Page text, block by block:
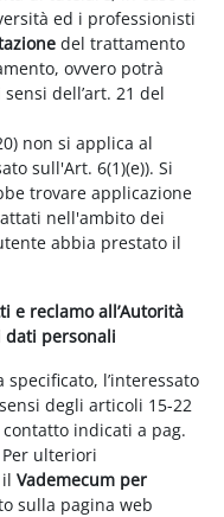
ed i professionisti
del trattamento
ovvero potrà
dell’art. 21 del
non si applica al
sull'Art. 6(1)(e)). Si
trovare applicazione
nell'ambito dei
abbia prestato il
e reclamo all’Autorità
dati personali
l’interessato
degli articoli 15-22
indicati a pag.
ulteriori
ilVademecum per
sulla pagina web